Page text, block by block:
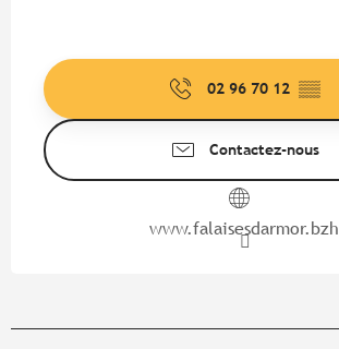
02 96 70 12 ▒▒
Contactez-nous
www.falaisesdarmor.bzh